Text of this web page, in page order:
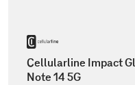
Cellularline Impact
Note 14 5G